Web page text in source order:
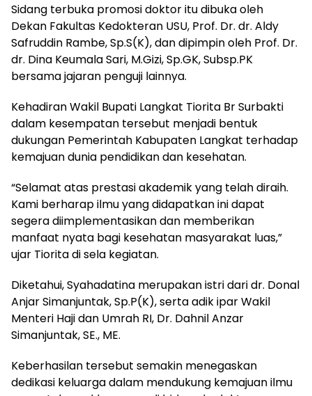
Sidang terbuka promosi doktor itu dibuka oleh
Dekan Fakultas Kedokteran USU, Prof. Dr. dr. Aldy
Safruddin Rambe, Sp.S(K), dan dipimpin oleh Prof. Dr.
dr. Dina Keumala Sari, M.Gizi, Sp.GK, Subsp.PK
bersama jajaran penguji lainnya.
Kehadiran Wakil Bupati Langkat Tiorita Br Surbakti
dalam kesempatan tersebut menjadi bentuk
dukungan Pemerintah Kabupaten Langkat terhadap
kemajuan dunia pendidikan dan kesehatan.
“Selamat atas prestasi akademik yang telah diraih.
Kami berharap ilmu yang didapatkan ini dapat
segera diimplementasikan dan memberikan
manfaat nyata bagi kesehatan masyarakat luas,”
ujar Tiorita di sela kegiatan.
Diketahui, Syahadatina merupakan istri dari dr. Donal
Anjar Simanjuntak, Sp.P(K), serta adik ipar Wakil
Menteri Haji dan Umrah RI, Dr. Dahnil Anzar
Simanjuntak, SE., ME.
Keberhasilan tersebut semakin menegaskan
dedikasi keluarga dalam mendukung kemajuan ilmu